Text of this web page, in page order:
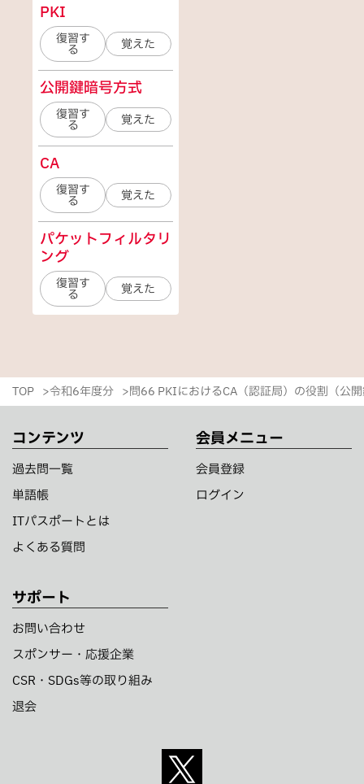
PKI
復習す
る 覚えた
公開鍵暗号方式
復習す
る 覚えた
CA
復習す
る 覚えた
パケットフィルタリ
ング
復習す
る 覚えた
TOP 令和6年度分 問66 PKIにおけるCA（認証局）の役割（公
コンテンツ
過去問一覧
単語帳
ITパスポートとは
よくある質問
会員メニュー
会員登録
ログイン
サポート
お問い合わせ
スポンサー・応援企業
CSR・SDGs等の取り組み
退会